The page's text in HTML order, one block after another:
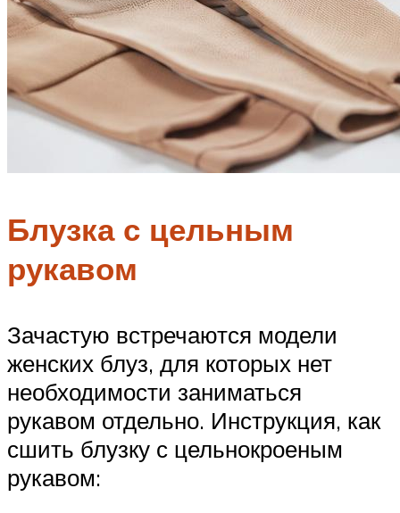
Блузка с цельным
рукавом
Зачастую встречаются модели
женских блуз, для которых нет
необходимости заниматься
рукавом отдельно. Инструкция, как
сшить блузку с цельнокроеным
рукавом: